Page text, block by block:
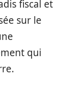
fiscal et
sur le
qui